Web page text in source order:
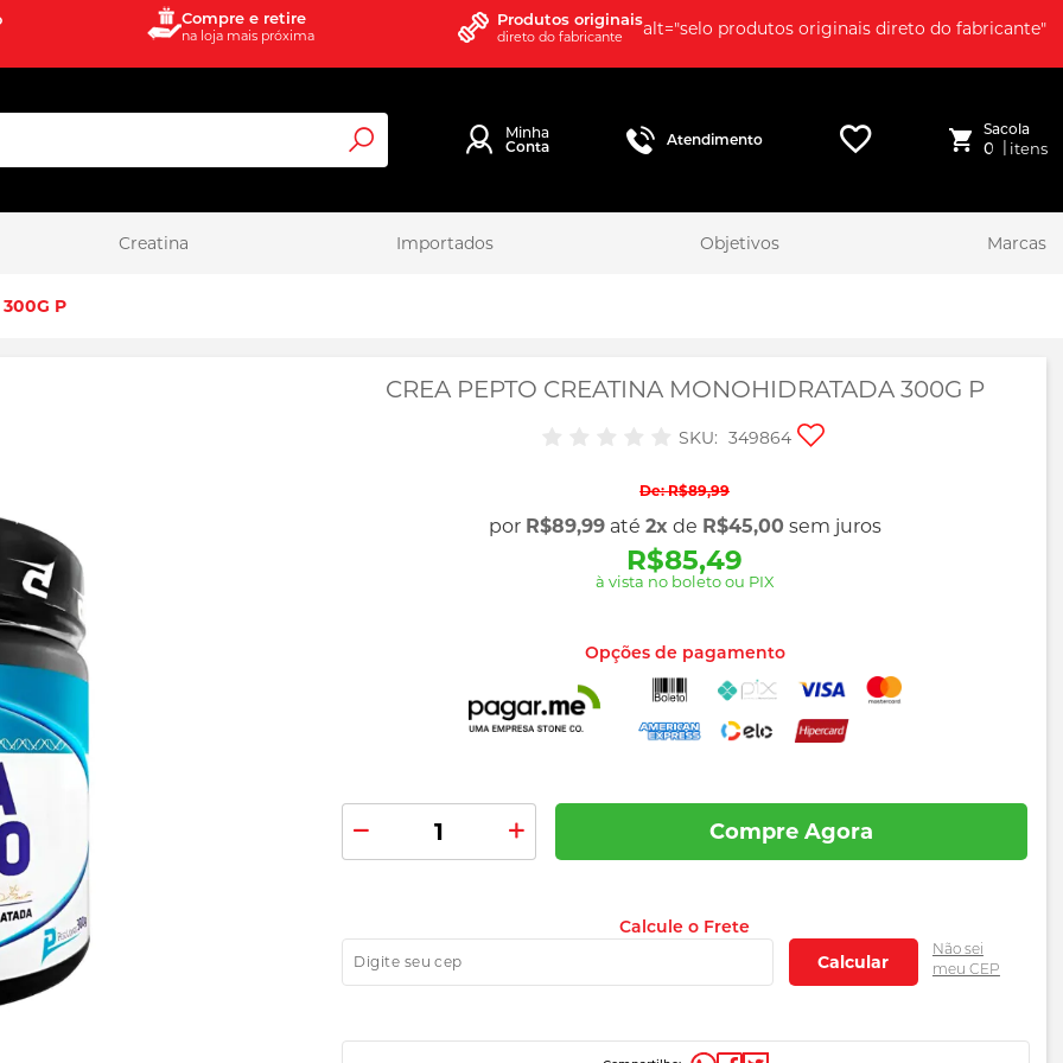
Compre e retire
na loja mais próxima
Produtos originais
direto do fabricante alt="selo produtos originais direto do fabricante"
Pesquisa
Minha
Conta
Atendimento
Sacola
0 | itens
Creatina Importados Objetivos Marcas
300G P
CREA PEPTO CREATINA MONOHIDRATADA 300G P
SKU 349864
R$89,99
por R$89,99até 2x de R$45,00 sem juros
R$85,49
à vista no boleto ou PIX
Opções de pagamento
Compre Agora
favoritosCalcule o Fretepreços
Calcular
Não sei
meu CEP